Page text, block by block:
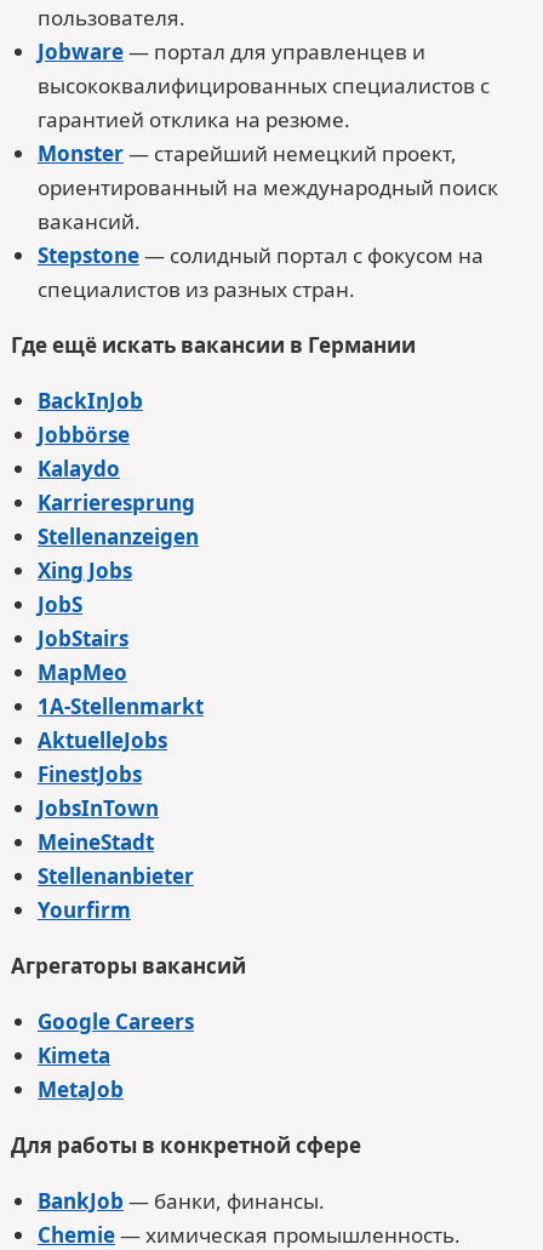
пользователя.
Jobware— портал для управленцев и
высококвалифицированных специалистов с
гарантией отклика на резюме.
Monster— старейший немецкий проект,
ориентированный на международный поиск
вакансий.
Stepstone— солидный портал с фокусом на
специалистов из разных стран.
Где ещё искать вакансии в Германии
BackInJob
Jobbörse
Kalaydo
Karrieresprung
Stellenanzeigen
Xing Jobs
JobS
JobStairs
MapMeo
1A-Stellenmarkt
AktuelleJobs
FinestJobs
JobsInTown
MeineStadt
Stellenanbieter
Yourfirm
Агрегаторы вакансий
Google Careers
Kimeta
MetaJob
Для работы в конкретной сфере
BankJob — банки, финансы.
Chemie— химическая промышленность.